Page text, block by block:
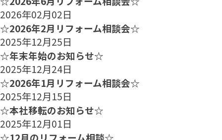
2026年02月02日
☆2026年2月リフォーム相談会☆
2025年12月25日
☆年末年始のお知らせ☆
2025年12月24日
☆2026年1月リフォーム相談会☆
2025年12月15日
☆本社移転のお知らせ☆
2025年12月01日